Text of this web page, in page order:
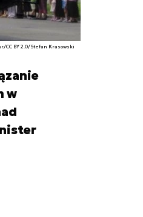
CC BY 2.0/Stefan Krasowski
w